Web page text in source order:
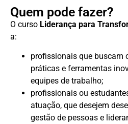
Quem pode fazer?
O curso Liderança para
a:
profissionais que buscam
práticas e ferramentas
equipes de trabalho;
profissionais ou
atuação, que desejem
gestão de pessoas e